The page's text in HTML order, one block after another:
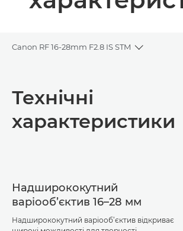
Canon RF 16-28mm F2.8 IS STM
Toggle
Технічні характеристики
Технічні
характеристики
Надширококутний
варіооб’єктив 16–28 мм
Надширококутний варіооб’єктив відкриває